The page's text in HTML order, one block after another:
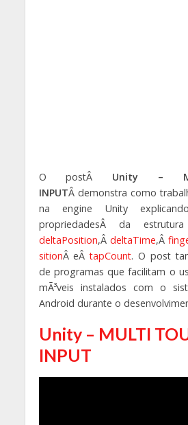
O postÂ Unity –
INPUTÂ demonstra como
na engine Unity
propriedadesÂ da
deltaPosition,Â deltaTime,Â
sitionÂ eÂtapCount. O post
de programas que facilitam o
mÃ³veis instalados com o
Android durante o
Unity – MULTI
INPUT